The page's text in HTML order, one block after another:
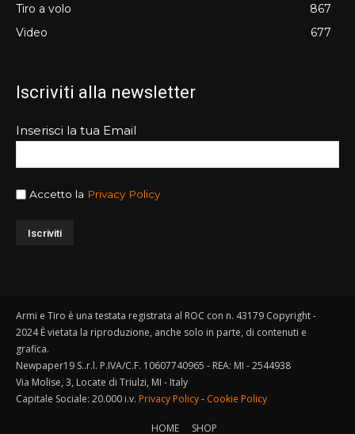
Tiro a volo
867
Video
677
Iscriviti alla newsletter
Inserisci la tua Email
Accetto la Privacy Policy
Armi e Tiro è una testata registrata al ROC con n. 43179 Copyright -
2024 È vietata la riproduzione, anche solo in parte, di contenuti e
grafica.
Newpaper19 S..r.l. P.IVA/C.F. 10607740965 - REA: MI - 2544938
Via Molise, 3, Locate di Triulzi, MI - Italy
Capitale Sociale: 20.000 i.v. Privacy Policy- Cookie Policy
HOME SHOP